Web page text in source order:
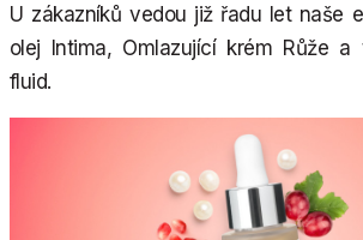
U zákazníků vedou již řadu let naše
olej Intima, Omlazující krém Růže a
fluid.